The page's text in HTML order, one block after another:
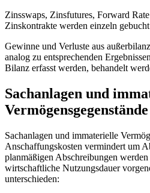
Zinsswaps, Zinsfutures, Forward
Zinskontrakte werden einzeln
Gewinne und Verluste aus
analog zu entsprechenden
Bilanz erfasst werden, behandelt
Sachanlagen und
Vermögensgegenstände
Sachanlagen und immaterielle
Anschaffungskosten vermindert um
planmäßigen Abschreibungen
wirtschaftliche Nutzungsdauer
unterschieden: